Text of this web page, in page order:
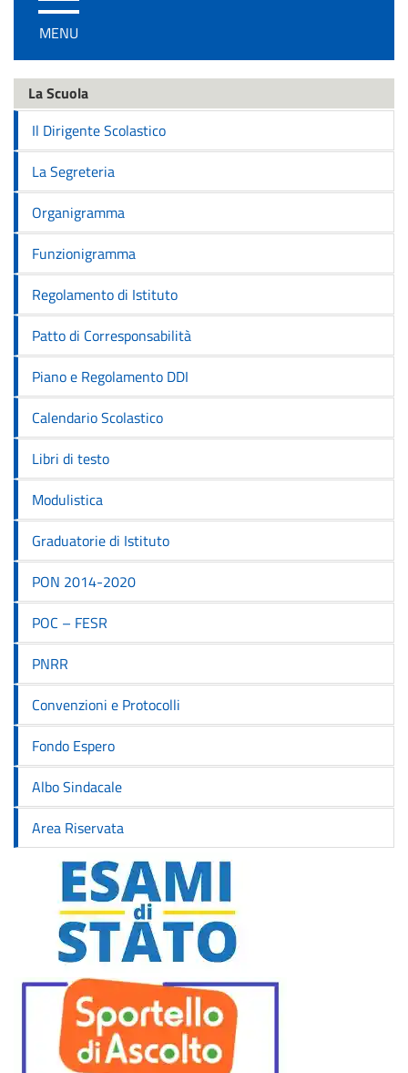
/
disattiva
navigazione
MENU
La Scuola
Il Dirigente Scolastico
La Segreteria
Organigramma
Funzionigramma
Regolamento di Istituto
Patto di Corresponsabilità
Piano e Regolamento DDI
Calendario Scolastico
Libri di testo
Modulistica
Graduatorie di Istituto
PON 2014-2020
POC – FESR
PNRR
Convenzioni e Protocolli
Fondo Espero
Albo Sindacale
Area Riservata